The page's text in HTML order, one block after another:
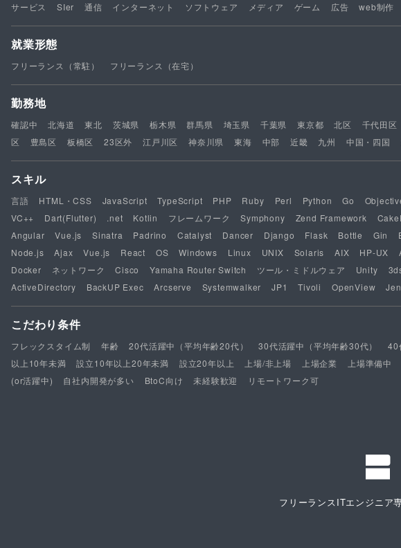
サービス SIer 通信 インターネット ソフトウェア メディア ゲーム 広告 web制作
就業形態
フリーランス（常駐） フリーランス（在宅）
勤務地
確認中 北海道 東北 茨城県 栃木県 群馬県 埼玉県 千葉県 東京都 北区 千代田区
区
豊島区 板橋区 23区外 江戸川区 神奈川県 東海 中部 近畿 九州 中国・四国
スキル
言語 HTML・CSS JavaScript TypeScript PHP Ruby Perl Python Go
VC++
Dart(Flutter) .net Kotlin フレームワーク Symphony Zend Framework
Angular
Vue.js Sinatra Padrino Catalyst Dancer Django Flask Bottle Gin
Node.js
Ajax Vue.js React OS Windows Linux UNIX Solaris AIX HP-UX
Docker
ネットワーク Cisco Yamaha Router Switch ツール・ミドルウェア Unity
ActiveDirectory
BackUP Exec Arcserve Systemwalker JP1 Tivoli OpenView
こだわり条件
フレックスタイム制 年齢 20代活躍中（平均年齢20代） 30代活躍中（平均年齢30代） 40
以上10年未満
設立10年以上20年未満 設立20年以上 上場/非上場 上場企業 上場準備中
(or活躍中)
自社内開発が多い BtoC向け 未経験歓迎 リモートワーク可
フリーランスITエンジニア